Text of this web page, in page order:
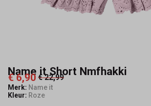
Name it Short Nmfhakki
€ 6,90 € 22,99
Merk: Name it
Kleur: Roze